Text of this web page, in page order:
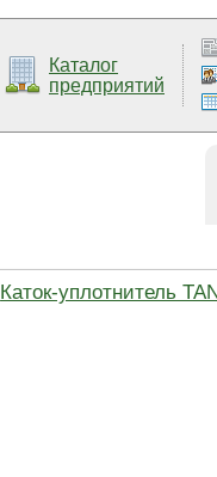
Каталог
предприятий
Каток-уплотнитель